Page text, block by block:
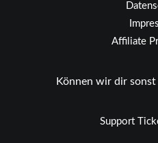
Affiliate
Können wir dir
Support